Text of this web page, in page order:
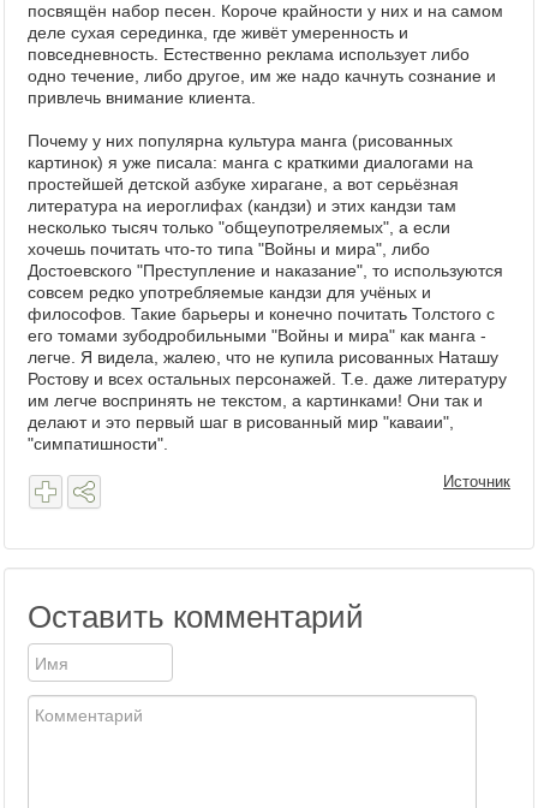
посвящён набор песен. Короче крайности у них и на самом
деле сухая серединка, где живёт умеренность и
повседневность. Естественно реклама использует либо
одно течение, либо другое, им же надо качнуть сознание и
привлечь внимание клиента.
Почему у них популярна культура манга (рисованных
картинок) я уже писала: манга с краткими диалогами на
простейшей детской азбуке хирагане, а вот серьёзная
литература на иероглифах (кандзи) и этих кандзи там
несколько тысяч только "общеупотреляемых", а если
хочешь почитать что-то типа "Войны и мира", либо
Достоевского "Преступление и наказание", то используются
совсем редко употребляемые кандзи для учёных и
философов. Такие барьеры и конечно почитать Толстого с
его томами зубодробильными "Войны и мира" как манга -
легче. Я видела, жалею, что не купила рисованных Наташу
Ростову и всех остальных персонажей. Т.е. даже литературу
им легче воспринять не текстом, а картинками! Они так и
делают и это первый шаг в рисованный мир "каваии",
"симпатишности".
Источник
Оставить комментарий